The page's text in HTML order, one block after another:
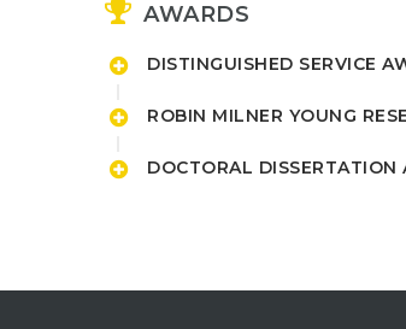
AWARDS
DISTINGUISHED SERVICE
ROBIN MILNER YOUNG
DOCTORAL DISSERTATION